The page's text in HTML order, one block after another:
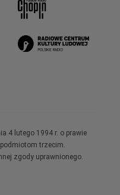
4 lutego 1994 r. o prawie
trzecim.
zgody uprawnionego.